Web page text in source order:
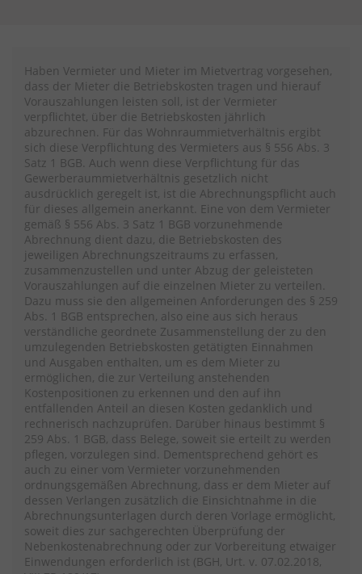
Haben Vermieter und Mieter im Mietvertrag vorgesehen,
dass der Mieter die Betriebskosten tragen und hierauf
Vorauszahlungen leisten soll, ist der Vermieter
verpflichtet, über die Betriebskosten jährlich
abzurechnen. Für das Wohnraummietverhältnis ergibt
sich diese Verpflichtung des Vermieters aus § 556 Abs. 3
Satz 1 BGB. Auch wenn diese Verpflichtung für das
Gewerberaummietverhältnis gesetzlich nicht
ausdrücklich geregelt ist, ist die Abrechnungspflicht auch
für dieses allgemein anerkannt. Eine von dem Vermieter
gemäß § 556 Abs. 3 Satz 1 BGB vorzunehmende
Abrechnung dient dazu, die Betriebskosten des
jeweiligen Abrechnungszeitraums zu erfassen,
zusammenzustellen und unter Abzug der geleisteten
Vorauszahlungen auf die einzelnen Mieter zu verteilen.
Dazu muss sie den allgemeinen Anforderungen des § 259
Abs. 1 BGB entsprechen, also eine aus sich heraus
verständliche geordnete Zusammenstellung der zu den
umzulegenden Betriebskosten getätigten Einnahmen
und Ausgaben enthalten, um es dem Mieter zu
ermöglichen, die zur Verteilung anstehenden
Kostenpositionen zu erkennen und den auf ihn
entfallenden Anteil an diesen Kosten gedanklich und
rechnerisch nachzuprüfen. Darüber hinaus bestimmt §
259 Abs. 1 BGB, dass Belege, soweit sie erteilt zu werden
pflegen, vorzulegen sind. Dementsprechend gehört es
auch zu einer vom Vermieter vorzunehmenden
ordnungsgemäßen Abrechnung, dass er dem Mieter auf
dessen Verlangen zusätzlich die Einsichtnahme in die
Abrechnungsunterlagen durch deren Vorlage ermöglicht,
soweit dies zur sachgerechten Überprüfung der
Nebenkostenabrechnung oder zur Vorbereitung etwaiger
Einwendungen erforderlich ist (BGH, Urt. v. 07.02.2018,